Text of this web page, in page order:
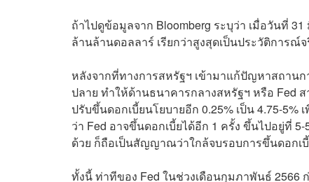
ถ้าไปดูข้อมูลจาก Bloomberg ระบุว่า เมื่อวันที่
ล้านล้านดอลลาร์ เรียกว่าสูงสุดเป็นประวัติการ
หลังจากที่ทางการสหรัฐฯ เข้ามาแก้ปัญหาสถาน
ปลาย ทำให้ด้านธนาคารกลางสหรัฐฯ หรือ Fed
ปรับขึ้นดอกเบี้ยนโยบายอีก 0.25% เป็น 4.75-5%
ว่า Fed อาจขึ้นดอกเบี้ยได้อีก 1 ครั้ง ขึ้นไปอยู่ที่
ด้วย ก็ถือเป็นสัญญาณว่าใกล้จบรอบการขึ้นดอกเบี้
ทั้งนี้ ท่าทีของ Fed ในช่วงเดือนกุมภาพันธ์ 2566